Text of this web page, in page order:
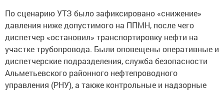
По сценарию УТЗ было зафиксировано «снижение»
давления ниже допустимого на ППМН, после чего
диспетчер «остановил» транспортировку нефти на
участке трубопровода. Были оповещены оперативные и
диспетчерские подразделения, служба безопасности
Альметьевского районного нефтепроводного
управления (РНУ), а также контрольные и надзорные